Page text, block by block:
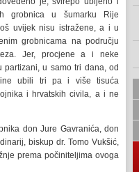
grobnica u šumarku Rije
uvijek nisu istražene, a i u
grobnicama na području
Jer, procjene a i neke
u samo tri dana, od
ubili tri pa i više tisuća
i hrvatskih civila, a i ne
don Jure Gavranića, don
biskup dr. Tomo Vukšić,
prema počiniteljima ovoga